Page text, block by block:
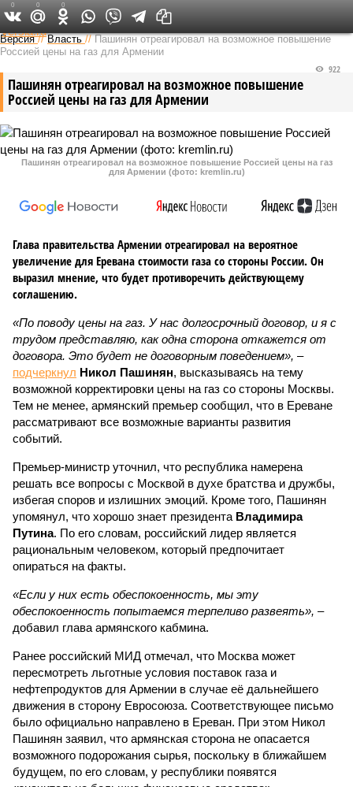
Федеральный выпуск
Версия //Власть //Пашинян отреагировал на возможное повышение
Россией цены на газ для Армении
Пашинян отреагировал на возможное повышение
Россией цены на газ для Армении
922
Пашинян отреагировал на возможное повышение Россией цены на газ
для Армении (фото: kremlin.ru)
Глава правительства Армении отреагировал на вероятное
увеличение для Еревана стоимости газа со стороны России. Он
выразил мнение, что будет противоречить действующему
соглашению.
«По поводу цены на газ. У нас долгосрочный договор, и я с
трудом представляю, как одна сторона откажется от
договора. Это будет не договорным поведением», –
подчеркнул Никол Пашинян, высказываясь на тему
возможной корректировки цены на газ со стороны Москвы.
Тем не менее, армянский премьер сообщил, что в Ереване
рассматривают все возможные варианты развития
событий.
Премьер-министр уточнил, что республика намерена
решать все вопросы с Москвой в духе братства и дружбы,
избегая споров и излишних эмоций. Кроме того, Пашинян
упомянул, что хорошо знает президента Владимира
Путина. По его словам, российский лидер является
рациональным человеком, который предпочитает
опираться на факты.
«Если у них есть обеспокоенность, мы эту
обеспокоенность попытаемся терпеливо развеять», –
добавил глава армянского кабмина.
Ранее российский МИД отмечал, что Москва может
пересмотреть льготные условия поставок газа и
нефтепродуктов для Армении в случае её дальнейшего
движения в сторону Евросоюза. Соответствующее письмо
было официально направлено в Ереван. При этом Никол
Пашинян заявил, что армянская сторона не опасается
возможного подорожания сырья, поскольку в ближайшем
будущем, по его словам, у республики появятся
0 0 0